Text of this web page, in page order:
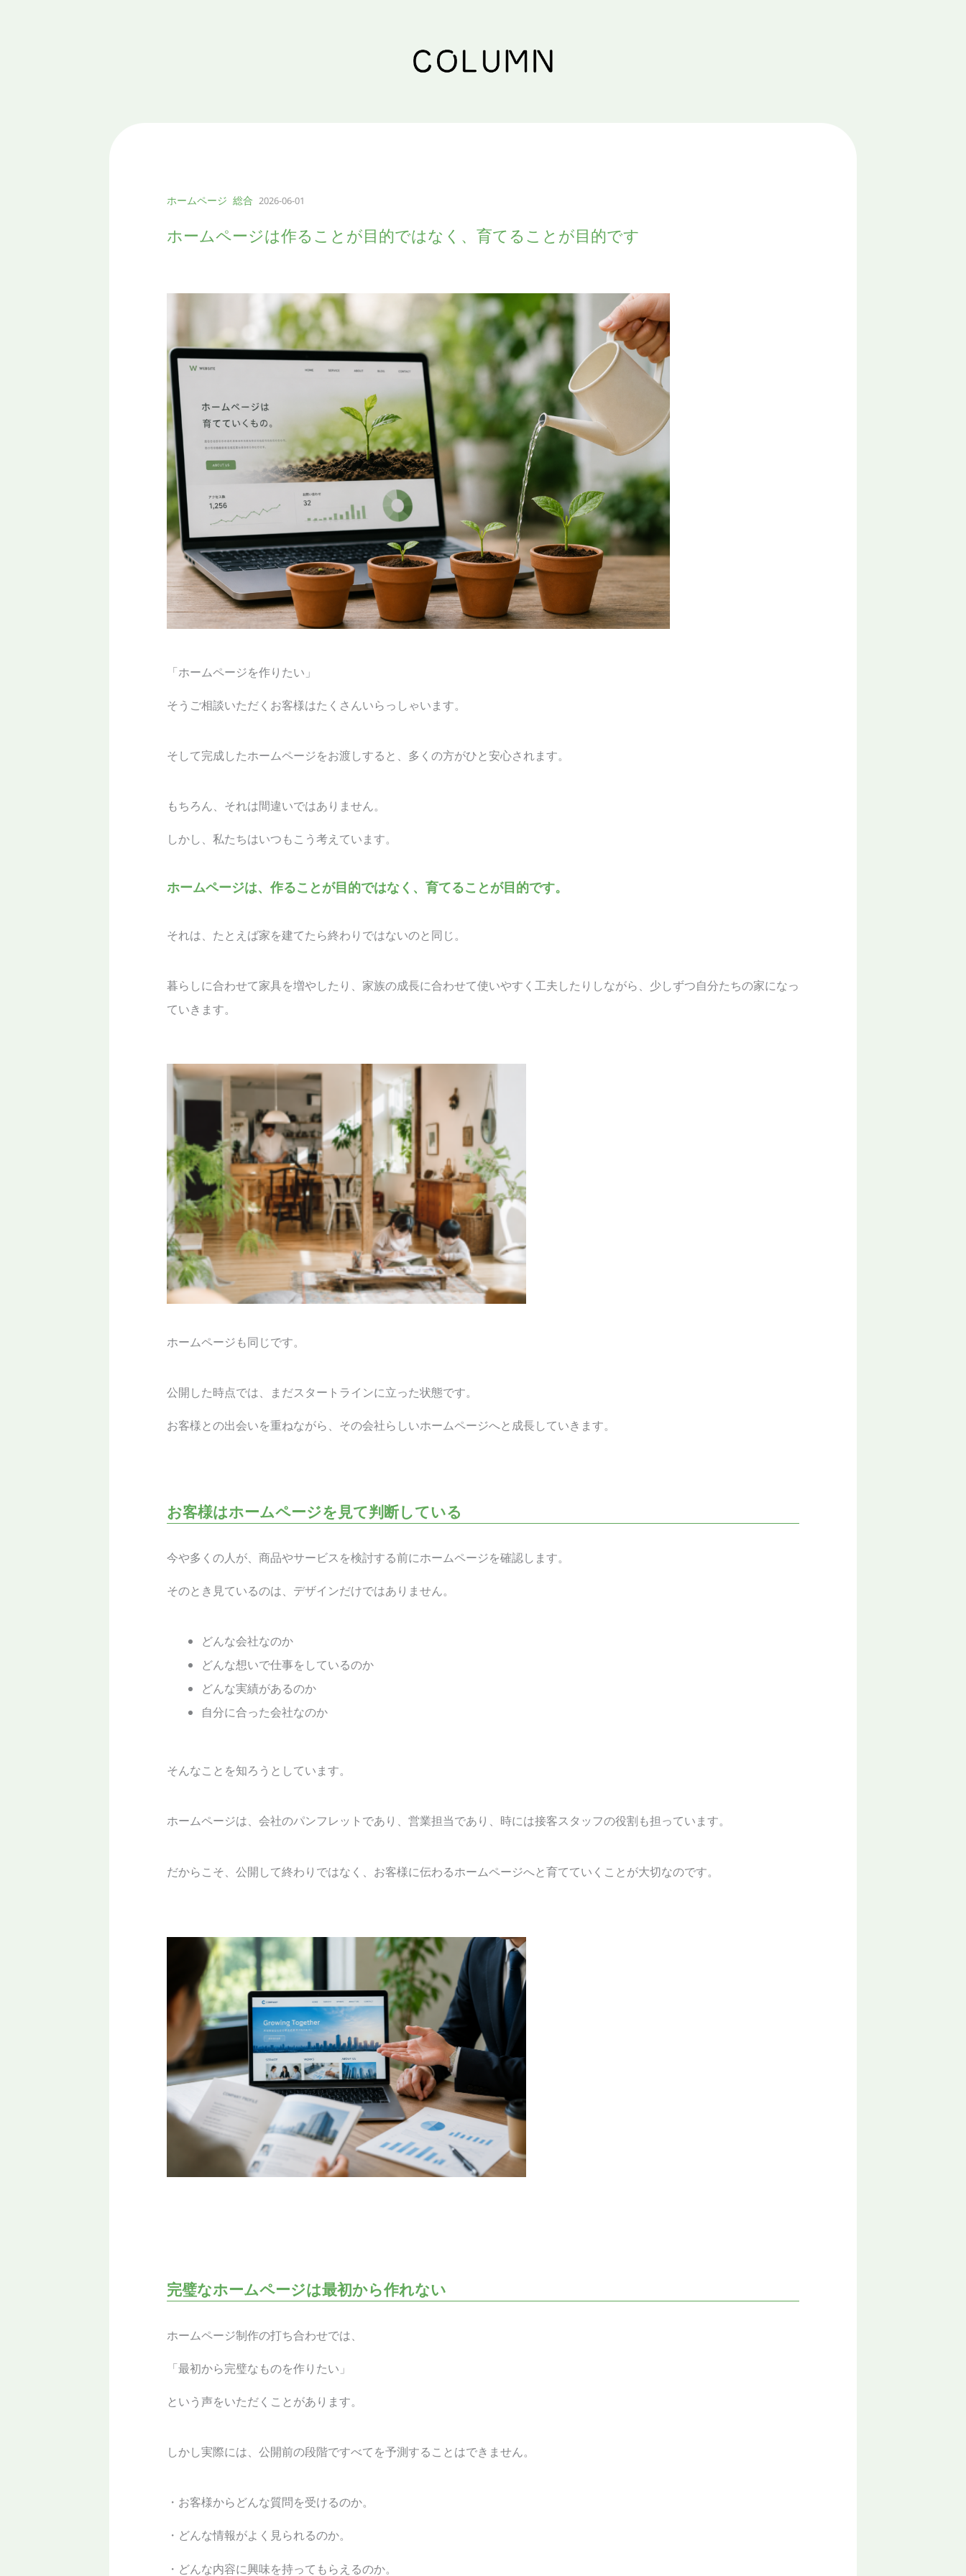
ホームページ 総合 2026-06-01
ホームページは作ることが目的ではなく、育てることが目的です
「ホームページを作りたい」
そうご相談いただくお客様はたくさんいらっしゃいます。
そして完成したホームページをお渡しすると、多くの方がひと安心されます。
もちろん、それは間違いではありません。
しかし、私たちはいつもこう考えています。
ホームページは、作ることが目的ではなく、育てることが目的です。
それは、たとえば家を建てたら終わりではないのと同じ。
暮らしに合わせて家具を増やしたり、家族の成長に合わせて使いやすく工夫したりしながら、少しずつ自分たちの家になっ
ていきます。
ホームページも同じです。
公開した時点では、まだスタートラインに立った状態です。
お客様との出会いを重ねながら、その会社らしいホームページへと成長していきます。
お客様はホームページを見て判断している
今や多くの人が、商品やサービスを検討する前にホームページを確認します。
そのとき見ているのは、デザインだけではありません。
どんな会社なのか
どんな想いで仕事をしているのか
どんな実績があるのか
自分に合った会社なのか
そんなことを知ろうとしています。
ホームページは、会社のパンフレットであり、営業担当であり、時には接客スタッフの役割も担っています。
だからこそ、公開して終わりではなく、お客様に伝わるホームページへと育てていくことが大切なのです。
完璧なホームページは最初から作れない
ホームページ制作の打ち合わせでは、
「最初から完璧なものを作りたい」
という声をいただくことがあります。
しかし実際には、公開前の段階ですべてを予測することはできません。
・お客様からどんな質問を受けるのか。
・どんな情報がよく見られるのか。
・どんな内容に興味を持ってもらえるのか。